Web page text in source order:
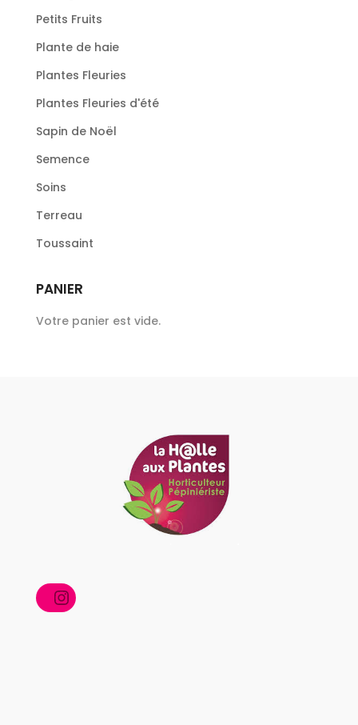
Petits Fruits
Plante de haie
Plantes Fleuries
Plantes Fleuries d'été
Sapin de Noël
Semence
Soins
Terreau
Toussaint
PANIER
Votre panier est vide.
Instagram